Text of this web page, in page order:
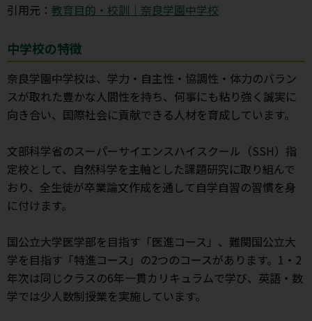
引用元： 教育目的・校訓｜奈良学園中学校
中学校の特徴
奈良学園中学校は、学力・自主性・協調性・体力のバラン
スが取れた豊かな人間性を持ち、何事にも粘り強く誠実に
向き合い、国際社会に貢献できる人材を育成しています。
文部科学省のスーパーサイエンスハイスクール（SSH）指
定校として、自然科学を主軸とした課題研究に取り組んで
おり、全生徒が卒業論文作成を通して自学自習の習慣を身
に付けます。
国公立大学医学部を目指す「医進コース」、難関国公立大
学を目指す「特進コース」の2つのコースがあります。1・2
年次は同じクラスの6年一貫カリキュラムで学び、英語・数
学では少人数制授業を実施しています。